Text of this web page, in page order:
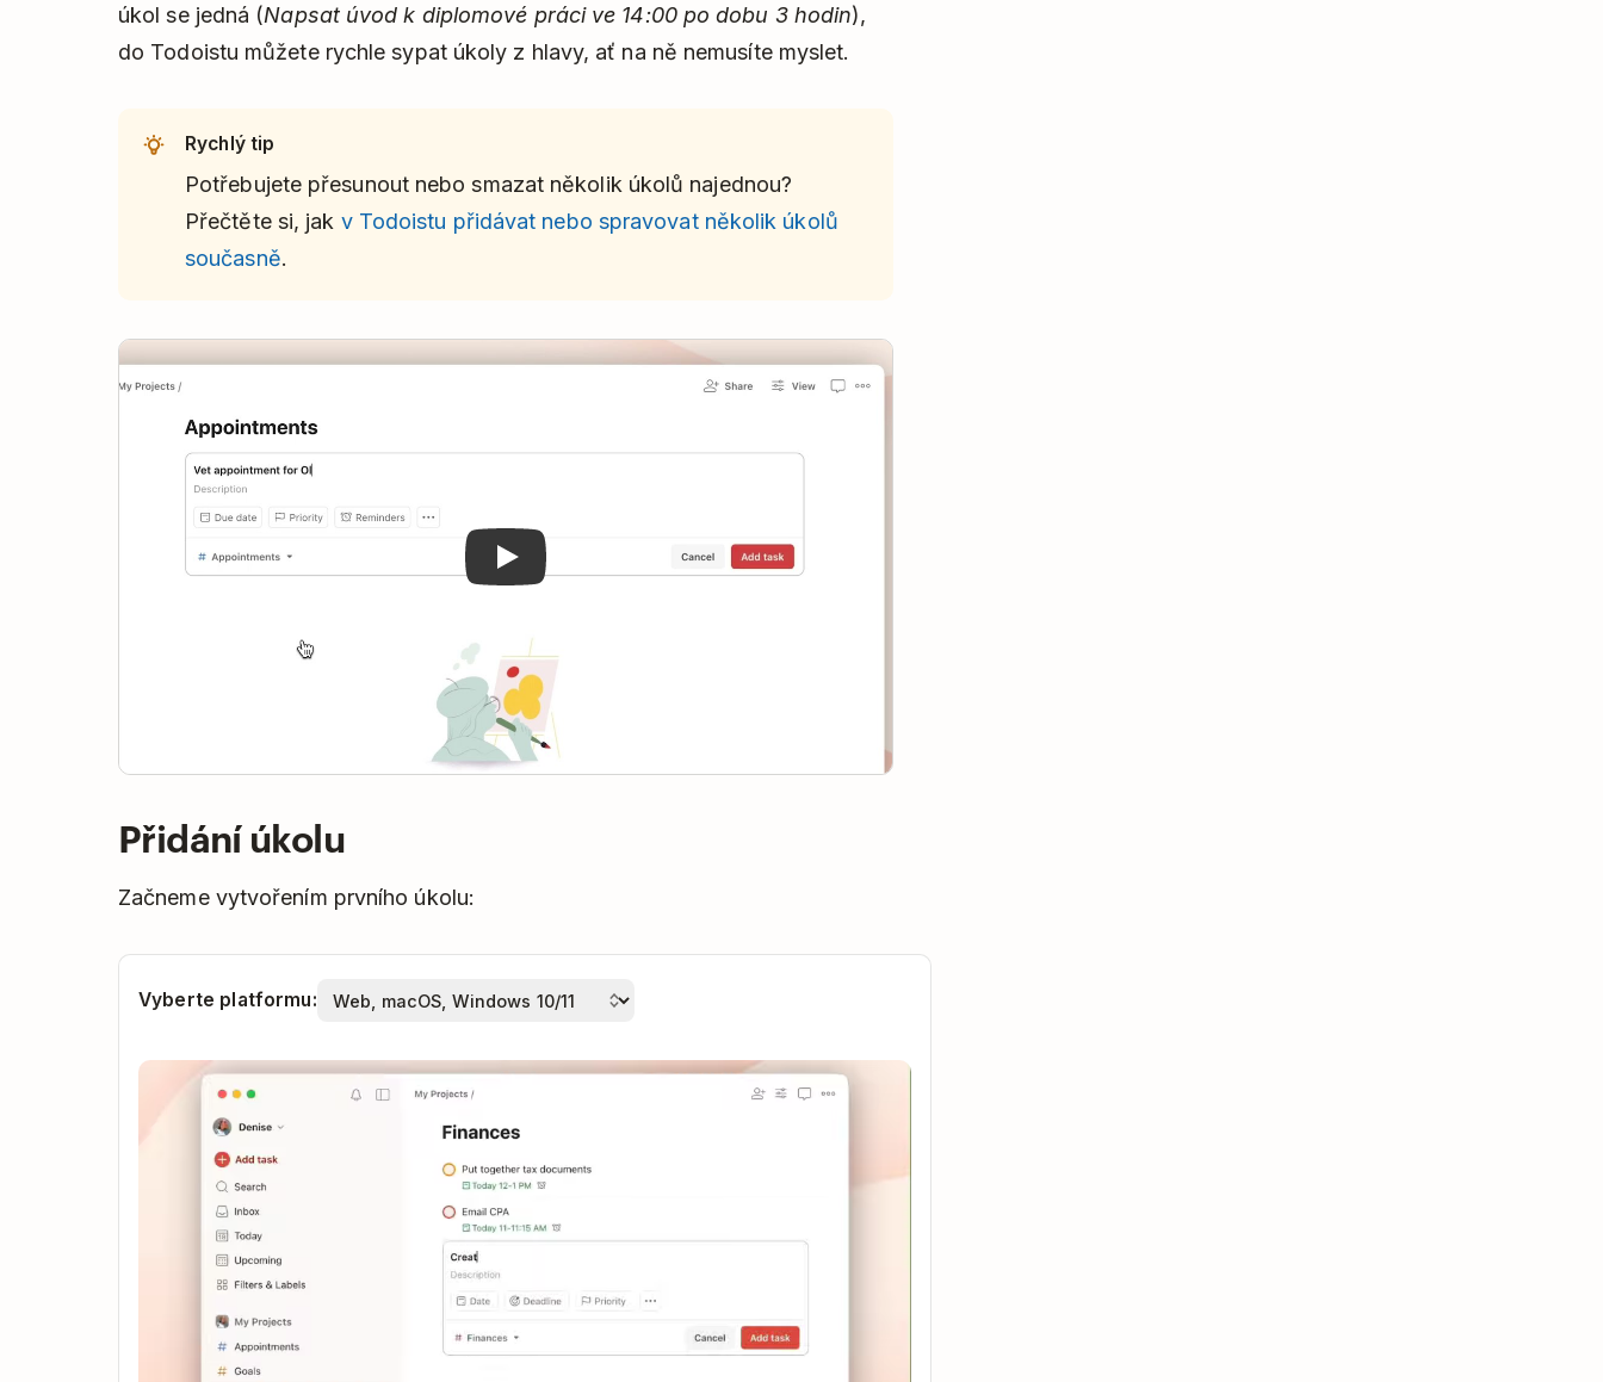
úkol se jedná (Napsat úvod k diplomové práci ve 14:00 po dobu 3 hodin),
do Todoistu můžete rychle sypat úkoly z hlavy, ať na ně nemusíte myslet.
Rychlý tip
Potřebujete přesunout nebo smazat několik úkolů najednou?
Přečtěte si, jak v Todoistu přidávat nebo spravovat několik úkolů
současně.
Play
Přidání úkolu
Začneme vytvořením prvního úkolu:
Vyberte platformu: